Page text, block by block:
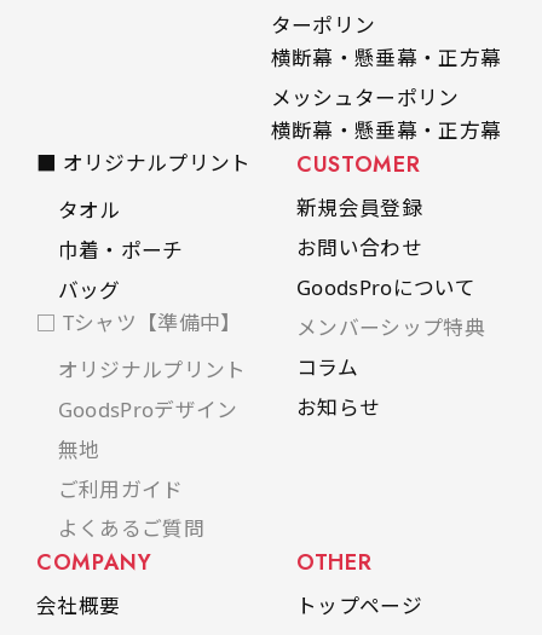
ターポリン
横断幕・懸垂幕・正方幕
メッシュターポリン
横断幕・懸垂幕・正方幕
■ オリジナルプリント
タオル
巾着・ポーチ
バッグ
□ Tシャツ【準備中】
オリジナルプリント
GoodsProデザイン
無地
ご利用ガイド
よくあるご質問
CUSTOMER
新規会員登録
お問い合わせ
GoodsProについて
メンバーシップ特典
コラム
お知らせ
COMPANY
会社概要
OTHER
トップページ